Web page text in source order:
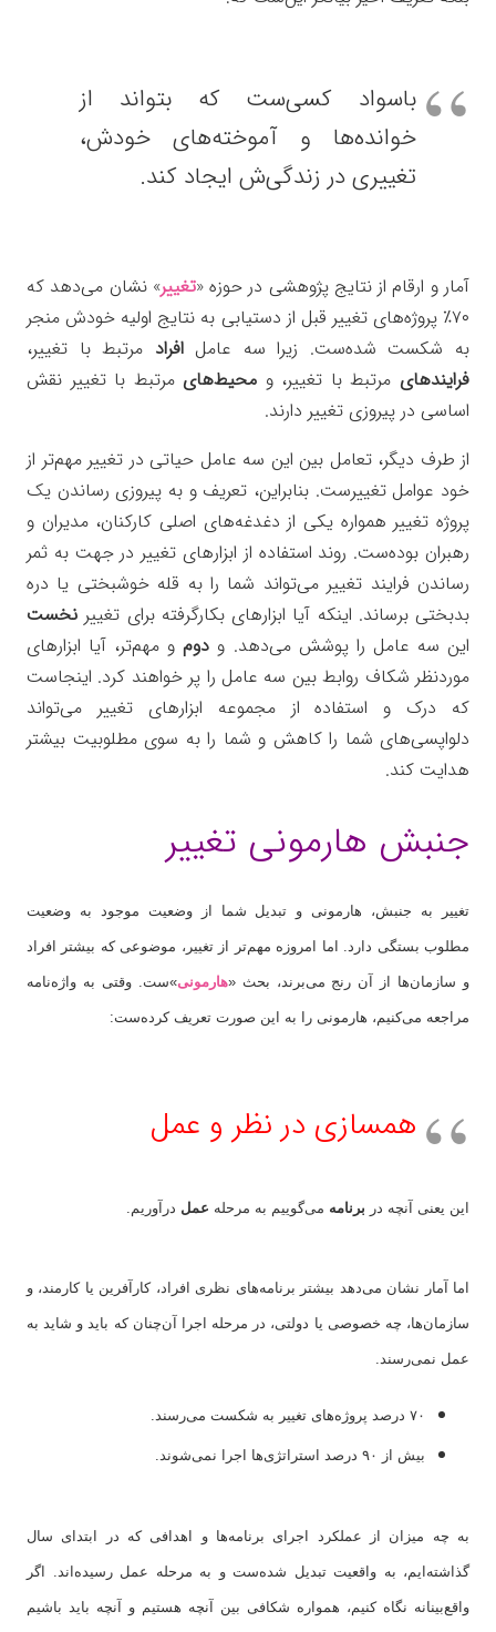
باسواد کسی‌ست که بتواند از
خوانده‌ها و آموخته‌های خودش،
تغییری در زندگی‌ش ایجاد کند.
آمار و ارقام از نتایج پژوهشی در حوزه «تغییر» نشان می‌دهد که
۷۰٪ پروژه‌های تغییر قبل از دستیابی به نتایج اولیه خودش منجر
به شکست شده‌ست. زیرا سه عاملافراد مرتبط با تغییر،
فرایندهای مرتبط با تغییر، و محیط‌های مرتبط با تغییر نقش
اساسی در پیروزی تغییر دارند.
از طرف دیگر، تعامل بین این سه عامل حیاتی در تغییر مهم‌تر از
خود عوامل تغییرست. بنابراین، تعریف و به پیروزی رساندن یک
پروژه تغییر همواره یکی از دغدغه‌های اصلی کارکنان، مدیران و
رهبران بوده‌ست. روند استفاده از ابزارهای تغییر در جهت به ثمر
رساندن فرایند تغییر می‌تواند شما را به قله خوشبختی یا دره
بدبختی برساند. اینکه آیا ابزارهای بکارگرفته برای تغییر نخست
این سه عامل را پوشش می‌دهد. و دومو مهم‌تر، آیا ابزارهای
موردنظر شکاف روابط بین سه عامل را پر خواهند کرد. اینجاست
که درک و استفاده از مجموعه ابزارهای تغییر می‌تواند
دلواپسی‌های شما را کاهش و شما را به سوی مطلوبیت بیشتر
هدایت کند.
جنبش هارمونی تغییر
تغییر به جنبش، هارمونی و تبدیل شما از وضعیت موجود به وضعیت
مطلوب بستگی دارد. اما امروزه مهم‌تر از تغییر، موضوعی که بیشتر افراد
و سازمان‌ها از آن رنج می‌برند، بحث «هارمونی»ست. وقتی به واژه‌نامه
مراجعه می‌کنیم، هارمونی را به این صورت تعریف کرده‌ست:
همسازی در نظر و عمل
این یعنی آنچه در برنامه می‌گوییم به مرحله عمل درآوریم.
اما آمار نشان می‌دهد بیشتر برنامه‌های نظری افراد، کارآفرین یا کارمند، و
سازمان‌ها، چه خصوصی یا دولتی، در مرحله اجرا آن‌چنان که باید و شاید به
عمل نمی‌رسند.
۷۰ درصد پروژه‌های تغییر به شکست می‌رسند.
بیش از ۹۰ درصد استراتژی‌ها اجرا نمی‌شوند.
به چه میزان از عملکرد اجرای برنامه‌ها و اهدافی که در ابتدای سال
گذاشته‌ایم، به واقعیت تبدیل شده‌ست و به مرحله عمل رسیده‌اند. اگر
واقع‌بینانه نگاه کنیم، همواره شکافی بین آنچه هستیم و آنچه باید باشیم